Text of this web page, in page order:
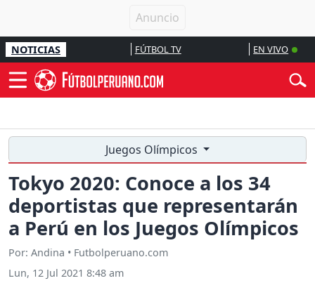
NOTICIAS FÚTBOL TV EN VIVO
Juegos Olímpicos
Tokyo 2020: Conoce a los 34
deportistas que representarán
a Perú en los Juegos Olímpicos
Por: Andina • Futbolperuano.com
Lun, 12 Jul 2021 8:48 am